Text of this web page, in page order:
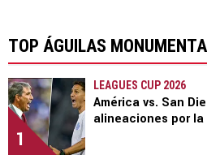
TOP ÁGUILAS
1
LEAGUES CUP 2026
América vs. San
alineaciones por la